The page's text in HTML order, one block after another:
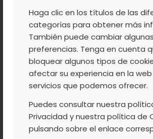
Haga clic en los títulos de las
categorías para obtener más
También puede cambiar
preferencias. Tenga en cuenta
bloquear algunos tipos de
afectar su experiencia en la web
servicios que podemos ofrecer.
Puedes consultar nuestra
Privacidad y nuestra política de
pulsando sobre el enlace
Como estamos ya
invitamos a vernos este fin
disfrutar de nuestro Valle.
guste el campo, podeis ir a
identificar las plantas
I. Reserva Natural
Infiernos . Esta Jornada
sábado día 25 de mayo a las
os proponemos una visita